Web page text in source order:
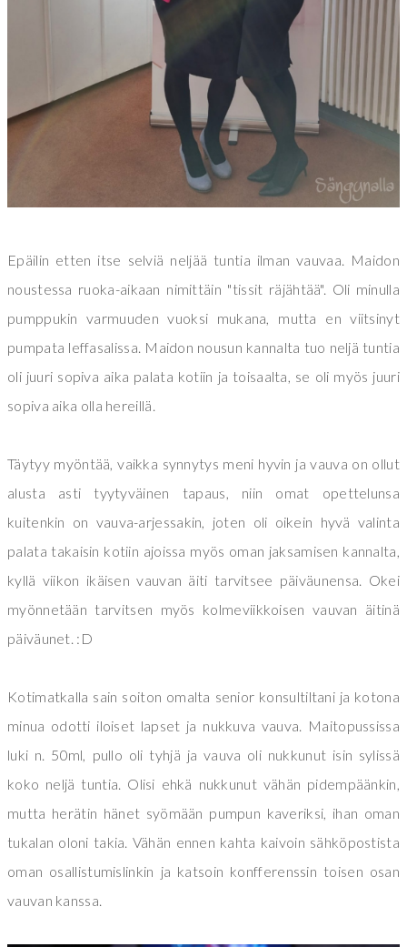
Epäilin etten itse selviä neljää tuntia ilman vauvaa. Maidon
noustessa ruoka-aikaan nimittäin "tissit räjähtää". Oli minulla
pumppukin varmuuden vuoksi mukana, mutta en viitsinyt
pumpata leffasalissa. Maidon nousun kannalta tuo neljä tuntia
oli juuri sopiva aika palata kotiin ja toisaalta, se oli myös juuri
sopiva aika olla hereillä.
Täytyy myöntää, vaikka synnytys meni hyvin ja vauva on ollut
alusta asti tyytyväinen tapaus, niin omat opettelunsa
kuitenkin on vauva-arjessakin, joten oli oikein hyvä valinta
palata takaisin kotiin ajoissa myös oman jaksamisen kannalta,
kyllä viikon ikäisen vauvan äiti tarvitsee päiväunensa. Okei
myönnetään tarvitsen myös kolmeviikkoisen vauvan äitinä
päiväunet. :D
Kotimatkalla sain soiton omalta senior konsultiltani ja kotona
minua odotti iloiset lapset ja nukkuva vauva. Maitopussissa
luki n. 50ml, pullo oli tyhjä ja vauva oli nukkunut isin sylissä
koko neljä tuntia. Olisi ehkä nukkunut vähän pidempäänkin,
mutta herätin hänet syömään pumpun kaveriksi, ihan oman
tukalan oloni takia. Vähän ennen kahta kaivoin sähköpostista
oman osallistumislinkin ja katsoin konfferenssin toisen osan
vauvan kanssa.